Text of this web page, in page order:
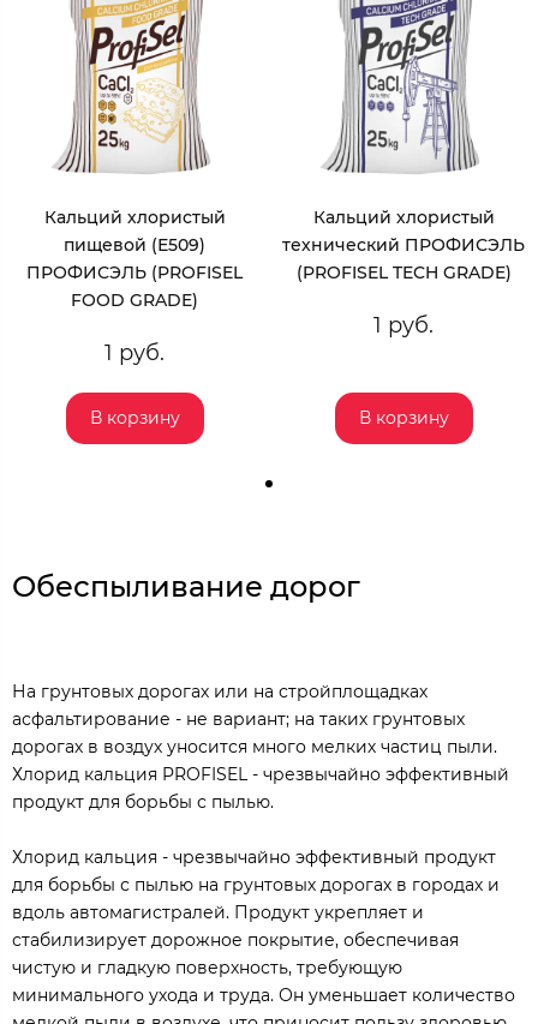
Кальций хлористый
пищевой (Е509)
ПРОФИСЭЛЬ (PROFISEL
FOOD GRADE)
1 руб.
В корзину
Кальций хлористый
технический ПРОФИСЭЛЬ
(PROFISEL TECH GRADE)
1 руб.
В корзину
Обеспыливание дорог
На грунтовых дорогах или на стройплощадках
асфальтирование - не вариант; на таких грунтовых
дорогах в воздух уносится много мелких частиц пыли.
Хлорид кальция PROFISEL - чрезвычайно эффективный
продукт для борьбы с пылью.
Хлорид кальция - чрезвычайно эффективный продукт
для борьбы с пылью на грунтовых дорогах в городах и
вдоль автомагистралей. Продукт укрепляет и
стабилизирует дорожное покрытие, обеспечивая
чистую и гладкую поверхность, требующую
минимального ухода и труда. Он уменьшает количество